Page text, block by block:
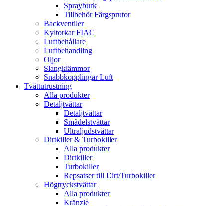
Sprayburk
Tillbehör Färgsprutor
Backventiler
Kyltorkar FIAC
Luftbehållare
Luftbehandling
Oljor
Slangklämmor
Snabbkopplingar Luft
Tvättutrustning
Alla produkter
Detaljtvättar
Detaljtvättar
Smådelstvättar
Ultraljudstvättar
Dirtkiller & Turbokiller
Alla produkter
Dirtkiller
Turbokiller
Repsatser till Dirt/Turbokiller
Högtryckstvättar
Alla produkter
Kränzle